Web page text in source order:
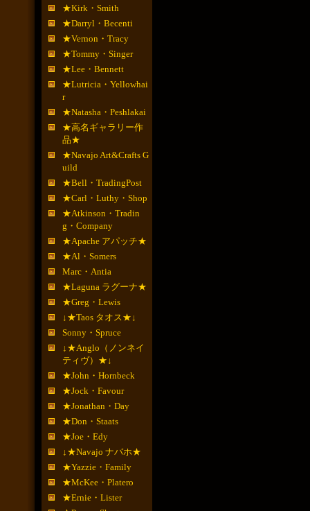
★Kirk・Smith
★Darryl・Becenti
★Vernon・Tracy
★Tommy・Singer
★Lee・Bennett
★Lutricia・Yellowhai
r
★Natasha・Peshlakai
★高名ギャラリー作
品★
★Navajo Art&Crafts G
uild
★Bell・TradingPost
★Carl・Luthy・Shop
★Atkinson・Tradin
g・Company
★Apache アパッチ★
★Al・Somers
Marc・Antia
★Laguna ラグーナ★
★Greg・Lewis
↓★Taos タオス★↓
Sonny・Spruce
↓★Anglo（ノンネイ
ティヴ）★↓
★John・Hornbeck
★Jock・Favour
★Jonathan・Day
★Don・Staats
★Joe・Edy
↓★Navajo ナバホ★
★Yazzie・Family
★McKee・Platero
★Ernie・Lister